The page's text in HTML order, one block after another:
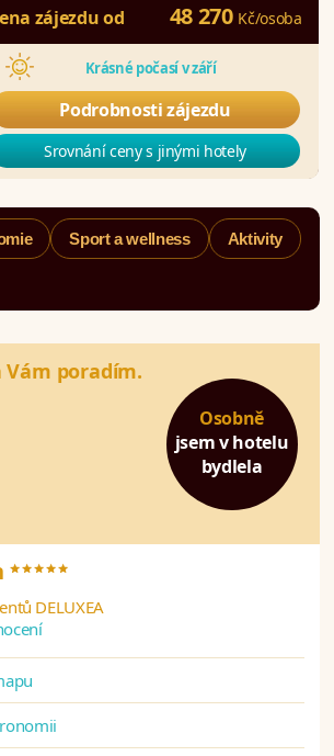
zájezdu od 48 270 Kč/osoba
Krásné počasí v září
Podrobnosti zájezdu
Srovnání ceny s jinými hotely
Sport a wellness Aktivity
Osobně
jsem v hotelu
bydlela
Vám poradím.
*****
DELUXEA